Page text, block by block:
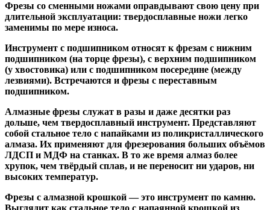
Фрезы со сменными ножами оправдывают свою цену при
длительной эксплуатации: твердосплавные ножи легко
заменимы по мере износа.
Инструмент с подшипником относят к фрезам с нижним
подшипником (на торце фрезы), с верхним подшипником
(у хвостовика) или с подшипником посередине (между
лезвиями). Встречаются и фрезы с переставным
подшипником.
Алмазные фрезы служат в разы и даже десятки раз
дольше, чем твердосплавный инструмент. Представляют
собой стальное тело с напайками из поликристаллического
алмаза. Их применяют для фрезерования больших объёмов
ЛДСП и МДФ на станках. В то же время алмаз более
хрупок, чем твёрдый сплав, и не переносит ни ударов, ни
высоких температур.
Фрезы с алмазной крошкой— это инструмент по камню.
Выглядит как стальное тело с напаянной крошкой из